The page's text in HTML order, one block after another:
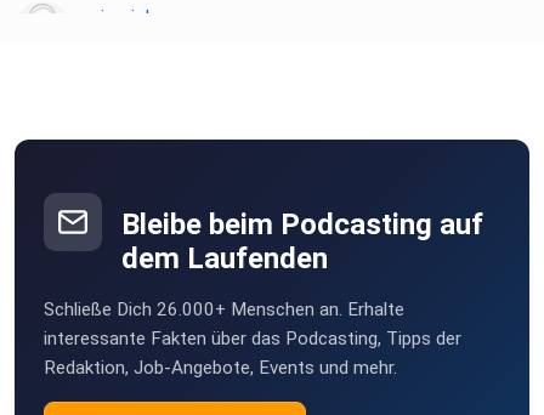
siemich
Hamburg
Betzy
Netphen
Bleibe beim Podcasting auf
dem Laufenden
Schließe Dich 26.000+ Menschen an. Erhalte
interessante Fakten über das Podcasting, Tipps der
Redaktion, Job-Angebote, Events und mehr.